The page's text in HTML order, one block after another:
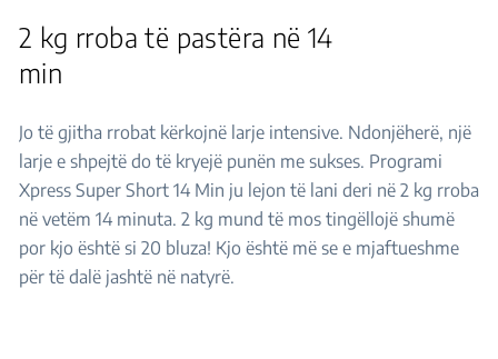
2 kg rroba të pastëra në 14
min
Jo të gjitha rrobat kërkojnë larje intensive. Ndonjëherë, një
larje e shpejtë do të kryejë punën me sukses. Programi
Xpress Super Short 14 Min ju lejon të lani deri në 2 kg rroba
në vetëm 14 minuta. 2 kg mund të mos tingëllojë shumë
por kjo është si 20 bluza! Kjo është më se e mjaftueshme
për të dalë jashtë në natyrë.